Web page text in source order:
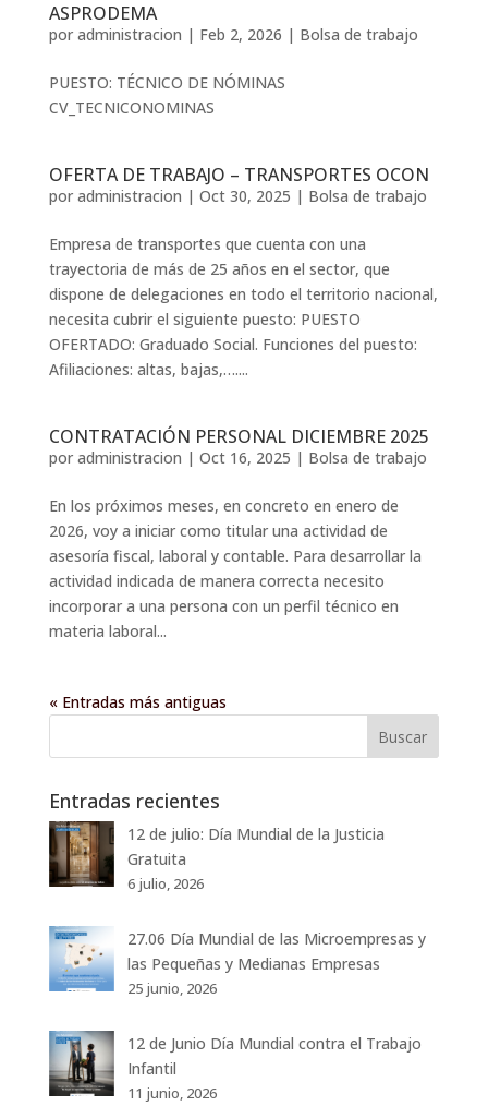
ASPRODEMA
por administracion | Feb 2, 2026 | Bolsa de trabajo
PUESTO: TÉCNICO DE NÓMINAS
CV_TECNICONOMINAS
OFERTA DE TRABAJO – TRANSPORTES OCON
por administracion | Oct 30, 2025 | Bolsa de trabajo
Empresa de transportes que cuenta con una
trayectoria de más de 25 años en el sector, que
dispone de delegaciones en todo el territorio nacional,
necesita cubrir el siguiente puesto: PUESTO
OFERTADO: Graduado Social. Funciones del puesto:
Afiliaciones: altas, bajas,…....
CONTRATACIÓN PERSONAL DICIEMBRE 2025
por administracion | Oct 16, 2025 | Bolsa de trabajo
En los próximos meses, en concreto en enero de
2026, voy a iniciar como titular una actividad de
asesoría fiscal, laboral y contable. Para desarrollar la
actividad indicada de manera correcta necesito
incorporar a una persona con un perfil técnico en
materia laboral...
« Entradas más antiguas
Entradas recientes
12 de julio: Día Mundial de la Justicia
Gratuita
6 julio, 2026
27.06 Día Mundial de las Microempresas y
las Pequeñas y Medianas Empresas
25 junio, 2026
12 de Junio Día Mundial contra el Trabajo
Infantil
11 junio, 2026